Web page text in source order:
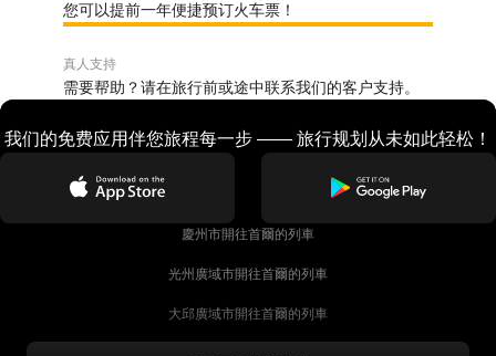
您可以提前一年便捷预订火车票！
真人支持
需要帮助？请在旅行前或途中联系我们的客户支持。
我们的免费应用伴您旅程每一步 —— 旅行规划从未如此轻松！
慶州市開往首爾的列車
光州廣域市開往首爾的列車
大邱廣域市開往首爾的列車